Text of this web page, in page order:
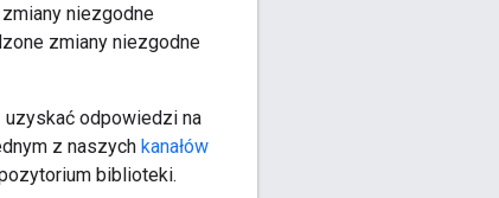
niezgodne
zmiany niezgodne
uzyskać odpowiedzi na
z naszych kanałów
biblioteki.